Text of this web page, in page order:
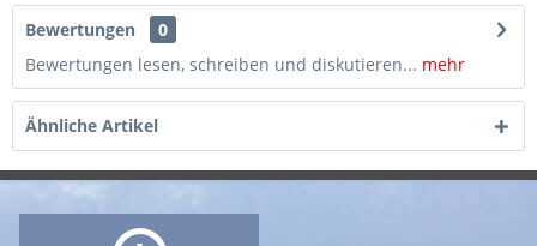
Bewertungen
0
Bewertungen lesen, schreiben und diskutieren... mehr
Ähnliche Artikel